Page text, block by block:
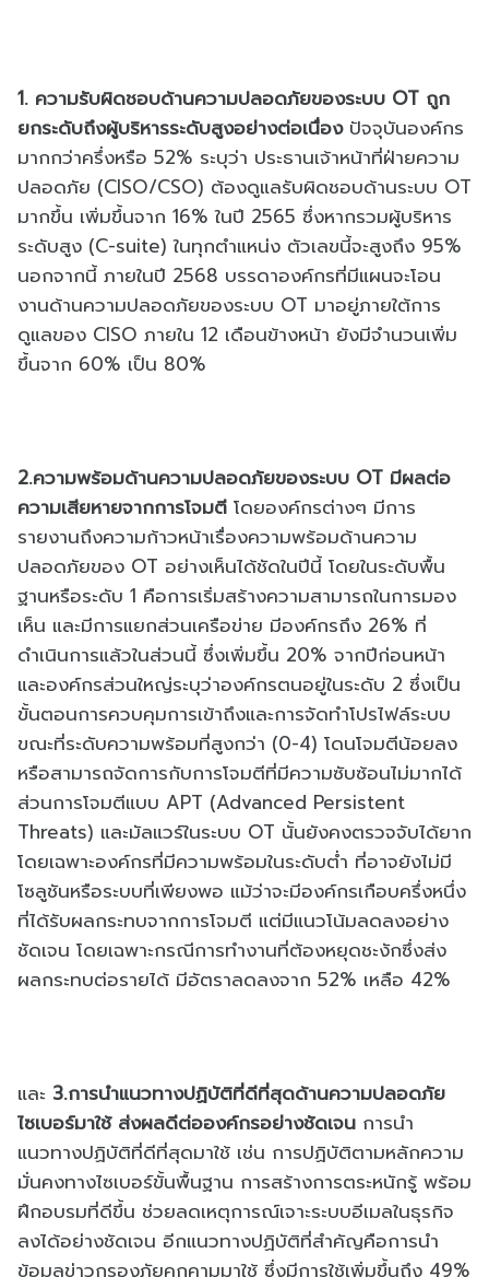
1. ความรับผิดชอบด้านความปลอดภัยของระบบ OT ถูก
ยกระดับถึงผู้บริหารระดับสูงอย่างต่อเนื่องปัจจุบันองค์กร
มากกว่าครึ่งหรือ 52% ระบุว่า ประธานเจ้าหน้าที่ฝ่ายความ
ปลอดภัย (CISO/CSO) ต้องดูแลรับผิดชอบด้านระบบ OT
มากขึ้น เพิ่มขึ้นจาก 16% ในปี 2565 ซึ่งหากรวมผู้บริหาร
ระดับสูง (C-suite) ในทุกตำแหน่ง ตัวเลขนี้จะสูงถึง 95%
นอกจากนี้ ภายในปี 2568 บรรดาองค์กรที่มีแผนจะโอน
งานด้านความปลอดภัยของระบบ OT มาอยู่ภายใต้การ
ดูแลของ CISO ภายใน 12 เดือนข้างหน้า ยังมีจำนวนเพิ่ม
ขึ้นจาก 60% เป็น 80%
2.ความพร้อมด้านความปลอดภัยของระบบ OT มีผลต่อ
ความเสียหายจากการโจมตี โดยองค์กรต่างๆ มีการ
รายงานถึงความก้าวหน้าเรื่องความพร้อมด้านความ
ปลอดภัยของ OT อย่างเห็นได้ชัดในปีนี้ โดยในระดับพื้น
ฐานหรือระดับ 1 คือการเริ่มสร้างความสามารถในการมอง
เห็น และมีการแยกส่วนเครือข่าย มีองค์กรถึง 26% ที่
ดำเนินการแล้วในส่วนนี้ ซึ่งเพิ่มขึ้น 20% จากปีก่อนหน้า
และองค์กรส่วนใหญ่ระบุว่าองค์กรตนอยู่ในระดับ 2 ซึ่งเป็น
ขั้นตอนการควบคุมการเข้าถึงและการจัดทำโปรไฟล์ระบบ
ขณะที่ระดับความพร้อมที่สูงกว่า (0-4) โดนโจมตีน้อยลง
หรือสามารถจัดการกับการโจมตีที่มีความซับซ้อนไม่มากได้
ส่วนการโจมตีแบบ APT (Advanced Persistent
Threats) และมัลแวร์ในระบบ OT นั้นยังคงตรวจจับได้ยาก
โดยเฉพาะองค์กรที่มีความพร้อมในระดับต่ำ ที่อาจยังไม่มี
โซลูชันหรือระบบที่เพียงพอ แม้ว่าจะมีองค์กรเกือบครึ่งหนึ่ง
ที่ได้รับผลกระทบจากการโจมตี แต่มีแนวโน้มลดลงอย่าง
ชัดเจน โดยเฉพาะกรณีการทำงานที่ต้องหยุดชะงักซึ่งส่ง
ผลกระทบต่อรายได้ มีอัตราลดลงจาก 52% เหลือ 42%
และ 3.การนำแนวทางปฏิบัติที่ดีที่สุดด้านความปลอดภัย
ไซเบอร์มาใช้ ส่งผลดีต่อองค์กรอย่างชัดเจน การนำ
แนวทางปฏิบัติที่ดีที่สุดมาใช้ เช่น การปฏิบัติตามหลักความ
มั่นคงทางไซเบอร์ขั้นพื้นฐาน การสร้างการตระหนักรู้ พร้อม
ฝึกอบรมที่ดีขึ้น ช่วยลดเหตุการณ์เจาะระบบอีเมลในธุรกิจ
ลงได้อย่างชัดเจน อีกแนวทางปฏิบัติที่สำคัญคือการนำ
ข้อมูลข่าวกรองภัยคุกคามมาใช้ ซึ่งมีการใช้เพิ่มขึ้นถึง 49%